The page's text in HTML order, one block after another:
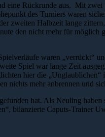
eine Rückrunde aus. Mit
des Turniers waren
zweiten Halbzeit lange
den nicht mehr für
waren „verrückt“
Spiel war lange Zeit
hier die
nichts mehr anbrennen und
hat. Als Neuling
bilanzierte Caputs-Trainer